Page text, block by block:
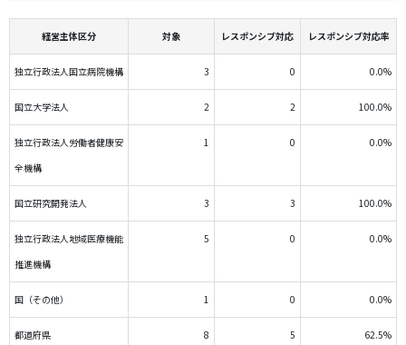
経営主体区分 対象 レスポンシブ対応 レスポンシブ対応率
独立行政法人国立病院機構 3 0 0.0%
国立大学法人 2 2 100.0%
独立行政法人労働者健康安
全機構
1 0 0.0%
国立研究開発法人 3 3 100.0%
独立行政法人地域医療機能
推進機構
5 0 0.0%
国（その他） 1 0 0.0%
都道府県 8 5 62.5%